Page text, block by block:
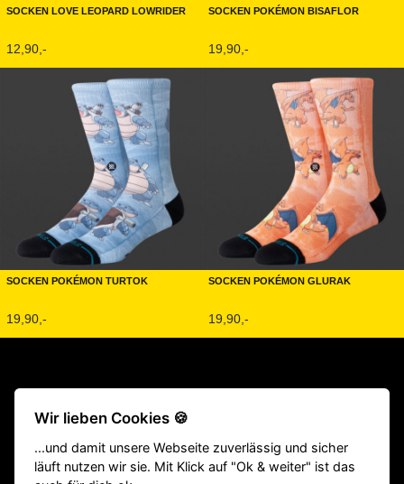
Socken Love Leopard Lowrider
12,90,-
Socken Pokémon Bisaflor
19,90,-
Socken Pokémon Turtok
19,90,-
Socken Pokémon Glurak
19,90,-
Fitness Geräte|Klimmzugstangen
Gewichtsweste|Homegym|Gewichthebergürtel |Springseile
|Hyrox Equipment|ATHX Equipment
Wir lieben Cookies 🍪
...und damit unsere Webseite zuverlässig und sicher
läuft nutzen wir sie. Mit Klick auf "Ok & weiter" ist das